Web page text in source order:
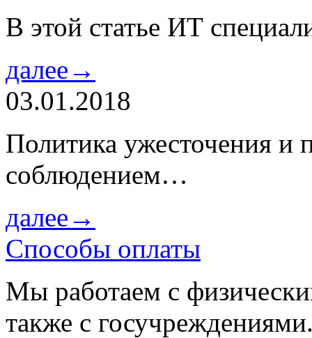
В этой статье ИТ
далее→
03.01.2018
Политика ужесточения и
соблюдением…
далее→
Способы оплаты
Мы работаем с
также с